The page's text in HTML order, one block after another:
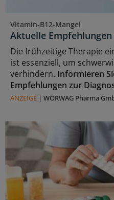
Vitamin-B12-Mangel
Aktuelle
Die frühzeitige Therapie
ist essenziell, um
verhindern. Informieren
Empfehlungen zur
ANZEIGE | WÖRWAG Pharma